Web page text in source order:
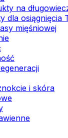
na
dla osiągnięcia
mięśniowej
i skóra